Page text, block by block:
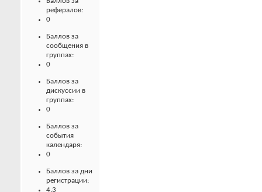
рефералов:
0
Баллов за
сообщения в
группах:
0
Баллов за
дискуссии в
группах:
0
Баллов за
события
календаря:
0
Баллов за дни
регистрации:
4.3